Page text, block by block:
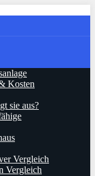
Kosten
sie aus?
Vergleich
Vergleich